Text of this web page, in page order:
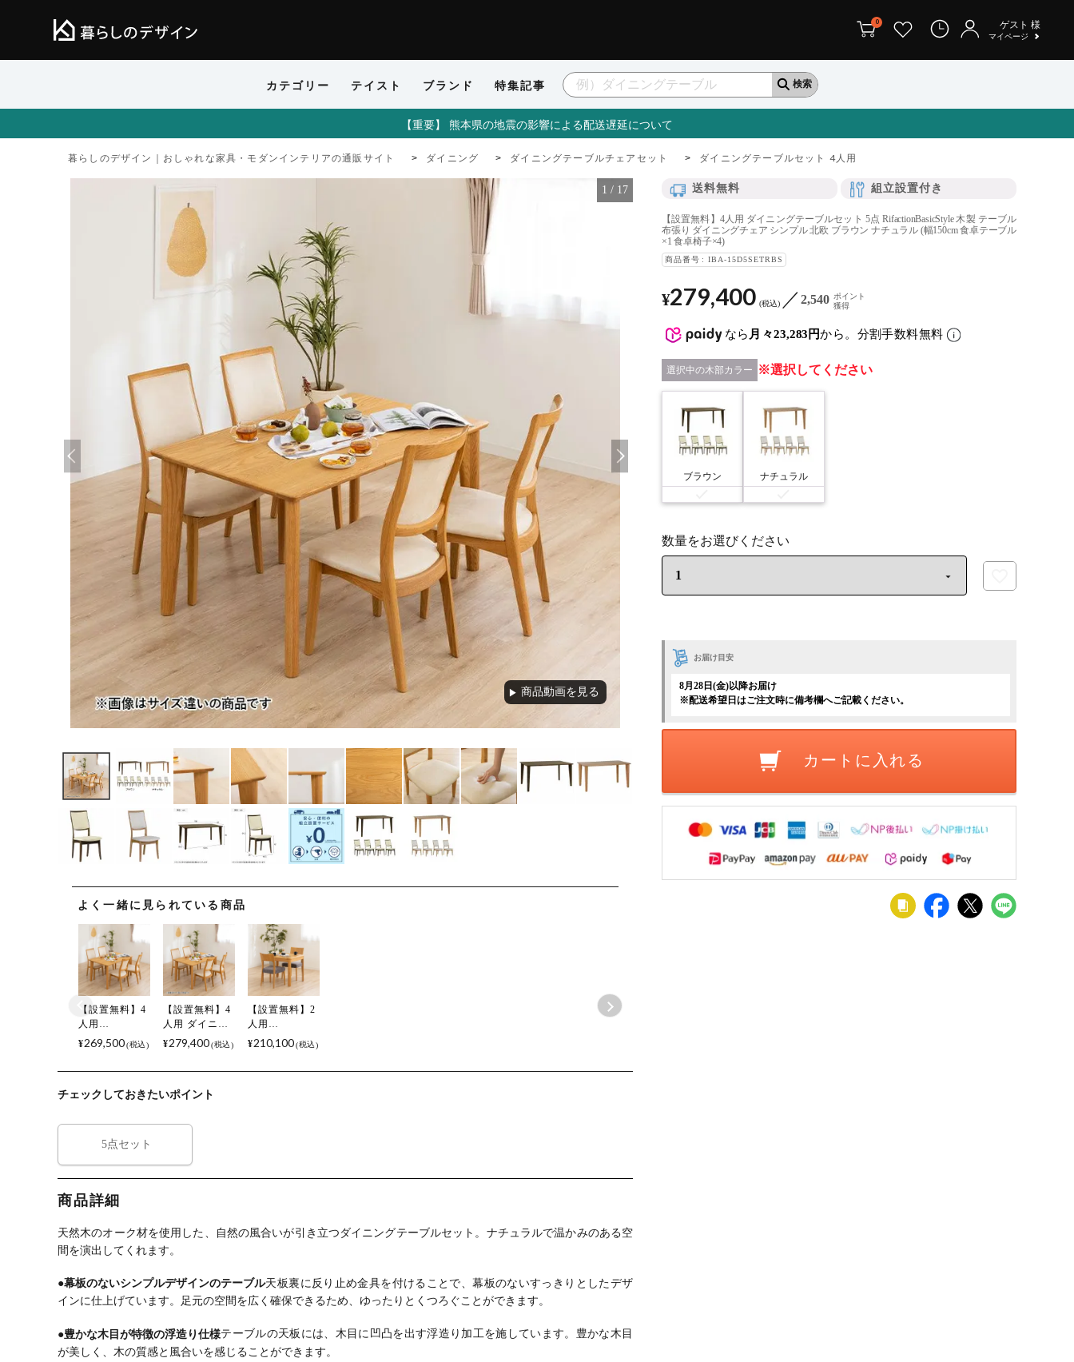
カテゴリー テイスト ブランド 特集記事
0 ゲスト 様
マイページ
【重要】 熊本県の地震の影響による配送遅延について
暮らしのデザイン｜おしゃれな家具・モダンインテリアの通販サイト ダイニング ダイニングテーブルチェアセット ダイニングテーブルセット 4人用
1 / 17
▶ 商品動画を見る
よく一緒に見られている商品
【設置無料】4
人用
RifactionBasic
Style ダイニン
ーブル＋布張
¥269,500 税込
【設置無料】4
人用 ダイニン
グテーブルセ
ブル 布張り ダ
ア シンプル 北
150cm 食卓テ
ーブル×1 食卓
¥279,400 税込
【設置無料】2
人用
RifactionBasic
Style ダイニン
¥210,100 税込
チェックしておきたいポイント
5点セット
商品詳細
天然木のオーク材を使用した、自然の風合いが引き立つダイニングテーブルセット。 ナチュラルで温かみのある空
間を演出してくれます。
●幕板のないシンプルデザインのテーブル天板裏に反り止め金具を付けることで、幕板のないすっきりとしたデザ
インに仕上げています。 足元の空間を広く確保できるため、ゆったりとくつろぐことができます。
●豊かな木目が特徴の浮造り仕様テーブルの天板には、木目に凹凸を出す浮造り加工を施しています。 豊かな木目
が美しく、木の質感と風合いを感じることができます。
送料無料 組立設置付き
【設置無料】4人用 ダイニングテーブルセット 5点 RifactionBasicStyle 木製 テーブル
布張り ダイニングチェア シンプル 北欧 ブラウン ナチュラル (幅150cm 食卓テーブル
×1 食卓椅子×4)
商品番号 IBA-15D5SETRBS
なら 月々23,283円から。分割手数料無料
¥279,400 税込 2,540 ポイント
獲得
お届け目安
8月28日(金)以降お届け
※配送希望日はご注文時に備考欄へご記載ください。
木部カラー 選択してください
ブラウン ナチュラル
カートに入れる